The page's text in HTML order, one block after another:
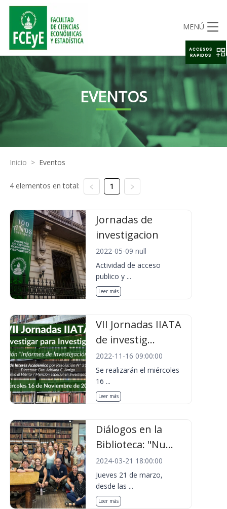
MENÚ
EVENTOS
Inicio > Eventos
4 elementos en total: 1
Jornadas de
investigacion
2022-05-09 null
Actividad de acceso
publico y ...
Leer más
VII Jornadas IIATA
de investig...
2022-11-16 09:00:00
Se realizarán el miércoles
16 ...
Leer más
Diálogos en la
Biblioteca: "Nu...
2024-03-21 18:00:00
Jueves 21 de marzo,
desde las ...
Leer más
ACCESOS
RAPIDOS